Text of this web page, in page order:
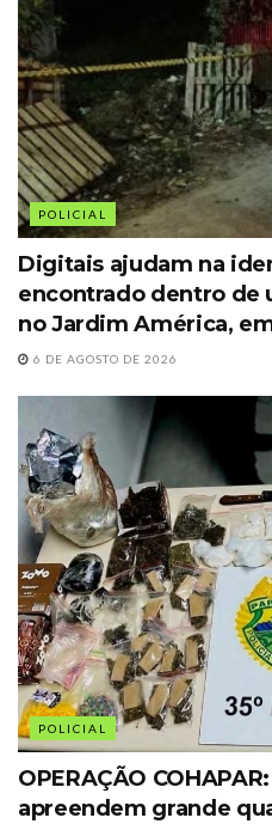
POLICIAL
Digitais ajudam na
encontrado dentro de
no Jardim América,
6 DE AGOSTO DE 2026
POLICIAL
OPERAÇÃO
apreendem grande